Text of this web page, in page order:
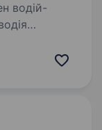
водій-